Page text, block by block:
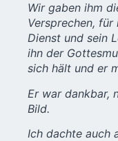
Wir gaben ihm
Versprechen, für
Dienst und sein
ihn der
sich hält und er
Er war dankbar,
Bild.
Ich dachte auch